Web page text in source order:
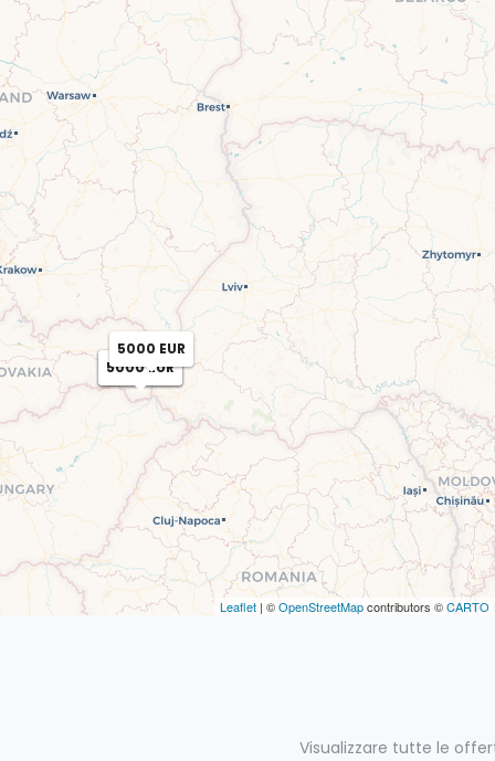
4500 EUR
5000 EUR
5000 EUR
Leaflet | ©OpenStreetMapcontributors ©CARTO
Visualizzare tutte le